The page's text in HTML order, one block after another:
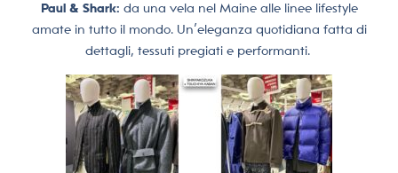
Paul & Shark: da una vela nel Maine alle linee lifestyle
amate in tutto il mondo. Un’eleganza quotidiana fatta di
dettagli, tessuti pregiati e performanti.